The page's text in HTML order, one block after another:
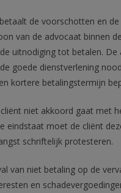
de voorschotten en de
van de advocaat binnen
uitnodiging tot betalen. De
goede dienstverlening
kortere betalingstermijn
niet akkoord gaat met
eindstaat moet de cliënt
schriftelijk protesteren.
van niet betaling op de
en